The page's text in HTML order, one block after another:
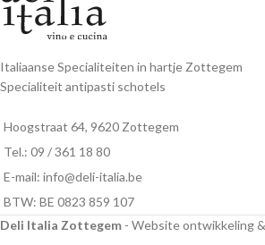
Italiaanse Specialiteiten in hartje Zottegem
Specialiteit antipasti schotels
Hoogstraat 64, 9620 Zottegem
Tel.: 09 / 361 18 80
E-mail: info@deli-italia.be
BTW: BE 0823 859 107
Deli Italia Zottegem - Website ontwikkeling